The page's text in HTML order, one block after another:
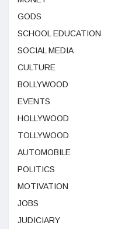
GODS
SCHOOL EDUCATION
SOCIAL MEDIA
CULTURE
BOLLYWOOD
EVENTS
HOLLYWOOD
TOLLYWOOD
AUTOMOBILE
POLITICS
MOTIVATION
JOBS
JUDICIARY